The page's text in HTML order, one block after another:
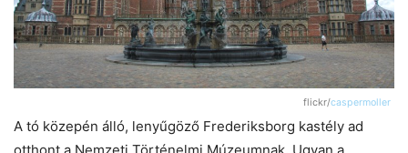
flickr/caspermoller
A tó közepén álló, lenyűgöző Frederiksborg kastély ad
otthont a Nemzeti Történelmi Múzeumnak. Ugyan a